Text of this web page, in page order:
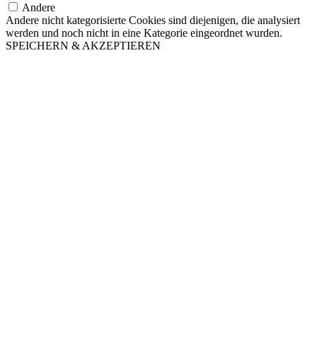
Andere
Andere nicht kategorisierte Cookies sind diejenigen, die analysiert
werden und noch nicht in eine Kategorie eingeordnet wurden.
SPEICHERN & AKZEPTIEREN